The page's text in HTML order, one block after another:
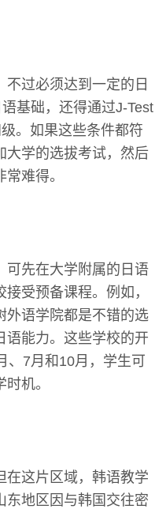
过必须达到一定的日
基础，还得通过J-Test
。如果这些条件都符
大学的选拔考试，然后
难得。
可先在大学附属的日语
受预备课程。例如，
外语学院都是不错的选
语能力。这些学校的开
、7月和10月，学生可
机。
在这片区域，韩语教学
东地区因与韩国交往密